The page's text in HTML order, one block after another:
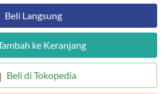
`Beli Langsung
ke Keranjang
Beli di Tokopedia